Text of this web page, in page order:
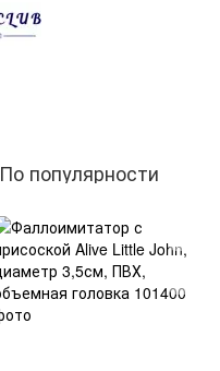
По популярности